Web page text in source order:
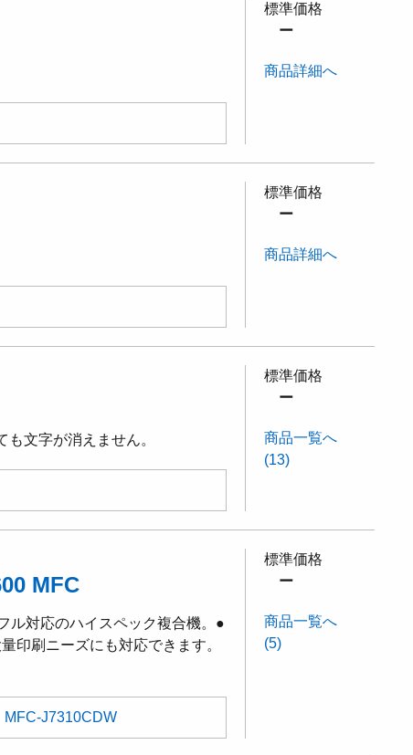
標準価格
ー
商品詳細へ
標準価格
ー
商品詳細へ
文字が消えません。
標準価格
ー
商品一覧へ
(13)
MFC
ル対応のハイスペック複合機。●
印刷ニーズにも対応できます。
MFC-J7310CDW
標準価格
ー
商品一覧へ
(5)